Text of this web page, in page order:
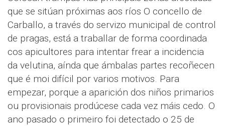
que se sitúan próximas aos ríos O concello de
Carballo, a través do servizo municipal de control
de pragas, está a traballar de forma coordinada
cos apicultores para intentar frear a incidencia
da velutina, aínda que ámbalas partes recoñecen
que é moi difícil por varios motivos. Para
empezar, porque a aparición dos niños primarios
ou provisionais prodúcese cada vez máis cedo. O
ano pasado o primeiro foi detectado o 25 de